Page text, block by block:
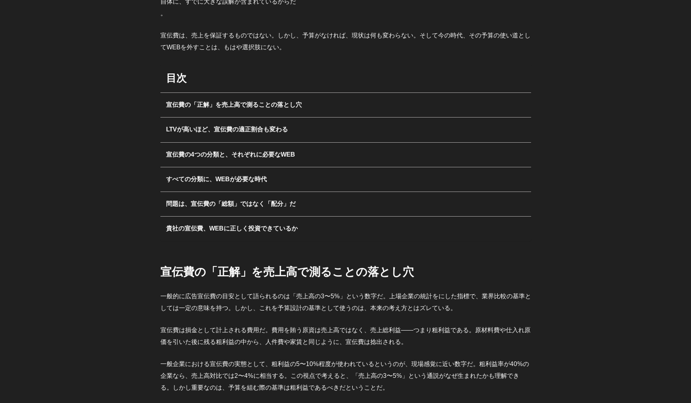
自体に、すでに大きな誤解が含まれているからだ
。
宣伝費は、売上を保証するものではない。しかし、予算がなければ、現状は何も変わらない。そして今の時代、その予算の使い道とし
てWEBを外すことは、もはや選択肢にない。
目次
宣伝費の「正解」を売上高で測ることの落とし穴
LTVが高いほど、宣伝費の適正割合も変わる
宣伝費の4つの分類と、それぞれに必要なWEB
すべての分類に、WEBが必要な時代
問題は、宣伝費の「総額」ではなく「配分」だ
貴社の宣伝費、WEBに正しく投資できているか
宣伝費の「正解」を売上高で測ることの落とし穴
一般的に広告宣伝費の目安として語られるのは「売上高の3〜5%」という数字だ。上場企業の統計をにした指標で、業界比較の基準と
しては一定の意味を持つ。しかし、これを予算設計の基準として使うのは、本来の考え方とはズレている。
宣伝費は損金として計上される費用だ。費用を賄う原資は売上高ではなく、売上総利益——つまり粗利益である。原材料費や仕入れ原
価を引いた後に残る粗利益の中から、人件費や家賃と同じように、宣伝費は捻出される。
一般企業における宣伝費の実態として、粗利益の5〜10%程度が使われているというのが、現場感覚に近い数字だ。粗利益率が40%の
企業なら、売上高対比では2〜4%に相当する。この視点で考えると、「売上高の3〜5%」という通説がなぜ生まれたかも理解でき
る。しかし重要なのは、予算を組む際の基準は粗利益であるべきだということだ。